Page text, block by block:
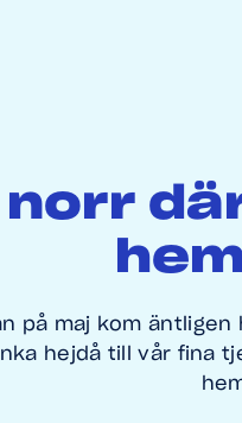
på maj kom äntligen
hejdå till vår fina